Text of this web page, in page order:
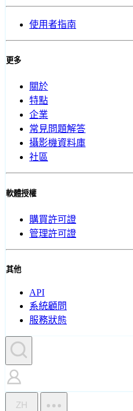
使用者指南
更多
關於
特點
企業
常見問題解答
攝影機資料庫
社區
軟體授權
購買許可證
管理許可證
其他
API
系統顧問
服務狀態
ZH